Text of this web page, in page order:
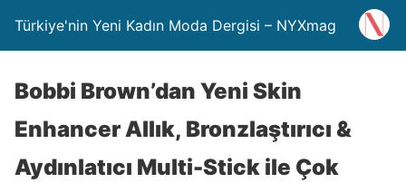
Türkiye'nin Yeni Kadın Moda Dergisi – NYXmag
Bobbi Brown’dan Yeni Skin
Enhancer Allık, Bronzlaştırıcı &
Aydınlatıcı Multi-Stick ile Çok